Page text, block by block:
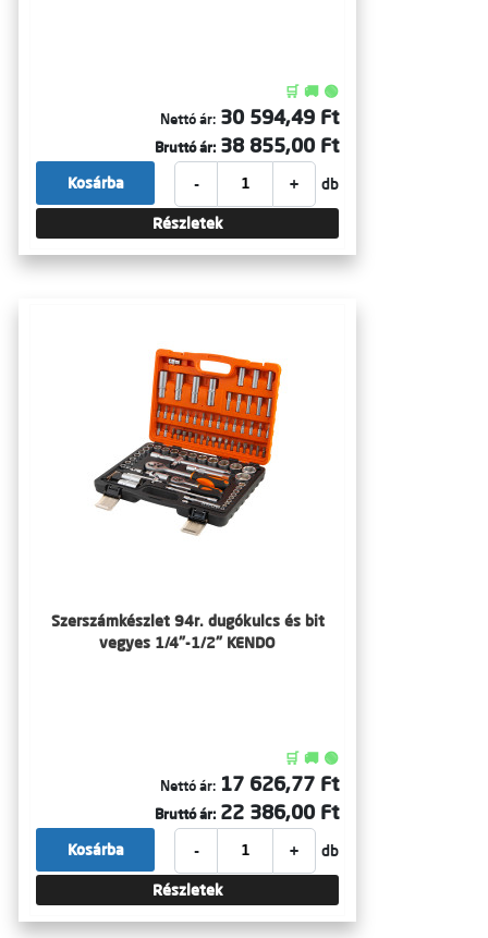
🛒 🚚 🟢
Nettó ár: 30 594,49 Ft
Bruttó ár: 38 855,00 Ft
- + db
Kosárba
Részletek
Szerszámkészlet 94r. dugókulcs és bit
vegyes 1/4"-1/2" KENDO
🛒 🚚 🟢
Nettó ár: 17 626,77 Ft
Bruttó ár: 22 386,00 Ft
- + db
Kosárba
Részletek